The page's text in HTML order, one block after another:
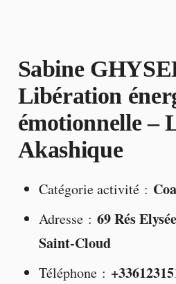
Sabine
Libération
émotionnelle –
Akashique
Catégorie activité :
Adresse : 69 Rés
Saint-Cloud
Téléphone :